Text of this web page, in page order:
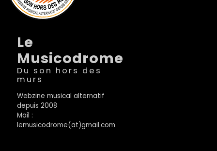
Le
Musicodrome
Du son hors des
murs
Webzine musical alternatif
depuis 2008
Mail :
lemusicodrome(at)gmail.com